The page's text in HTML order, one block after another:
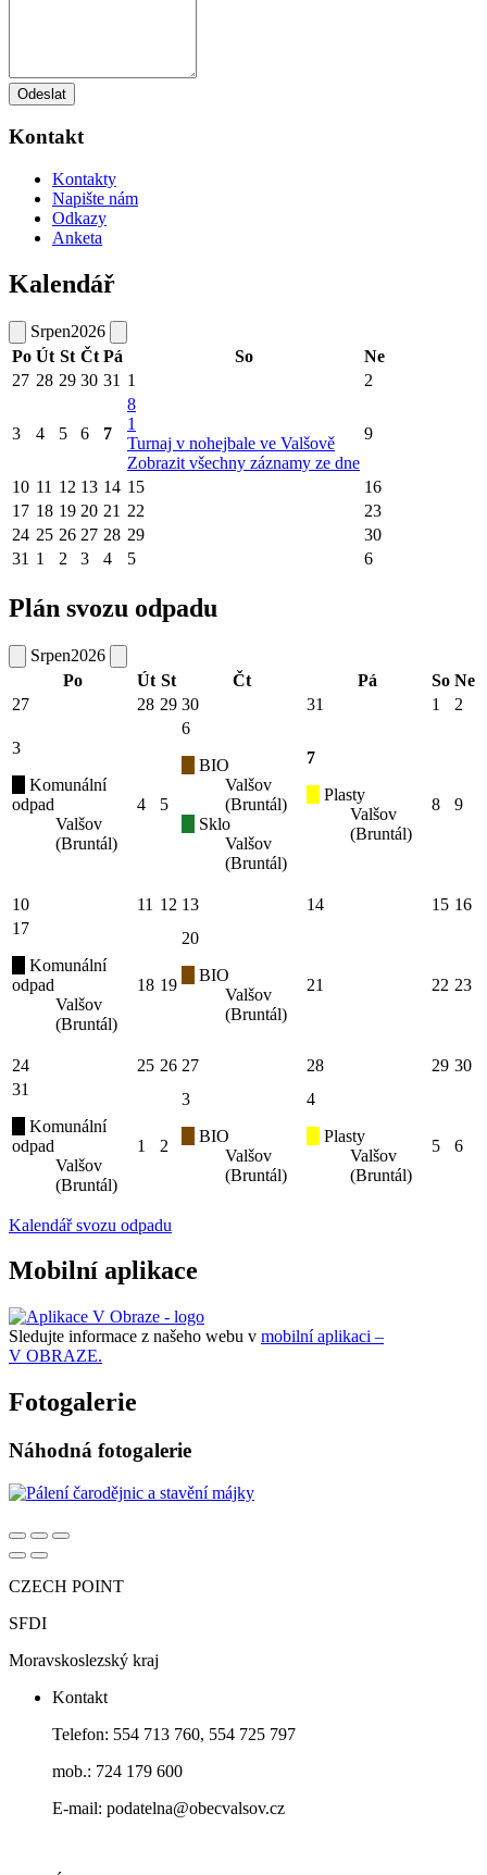
Odeslat
Kontakt
Kontakty
Napište nám
Odkazy
Anketa
Kalendář
Srpen2026
Po Út St Čt Pá So
Ne
27 28 29 30 31 1 2
3 4 5 6 7
8
1
Turnaj v nohejbale ve Valšově
Zobrazit všechny záznamy ze dne
9
10 11 12 13 14 15
16
17 18 19 20 21 22
23
24 25 26 27 28 29
30
31 1 2 3 4 5 6
Plán svozu odpadu
Srpen2026
Po
Út St Čt Pá So Ne
27
28 29 30 31 1 2
3
Komunální
odpad
Valšov
(Bruntál)
4 5
6
BIO
Valšov
(Bruntál)
Sklo
Valšov
(Bruntál)
7
Plasty
Valšov
(Bruntál)
8 9
10 11 12 13 14 15 16
17
Komunální
odpad
Valšov
(Bruntál)
18 19
20
BIO
Valšov
(Bruntál)
21 22 23
24 25 26 27 28 29 30
31
Komunální
odpad
Valšov
(Bruntál)
1 2
3
BIO
Valšov
(Bruntál)
4
Plasty
Valšov
(Bruntál)
5 6
Kalendář svozu odpadu
Mobilní aplikace
Sledujte informace z našeho webu v mobilní aplikaci –
V OBRAZE.
Fotogalerie
Náhodná fotogalerie
CZECH POINT
SFDI
Moravskoslezský kraj
Kontakt
Telefon: 554 713 760, 554 725 797
mob.: 724 179 600
E-mail: podatelna@obecvalsov.cz